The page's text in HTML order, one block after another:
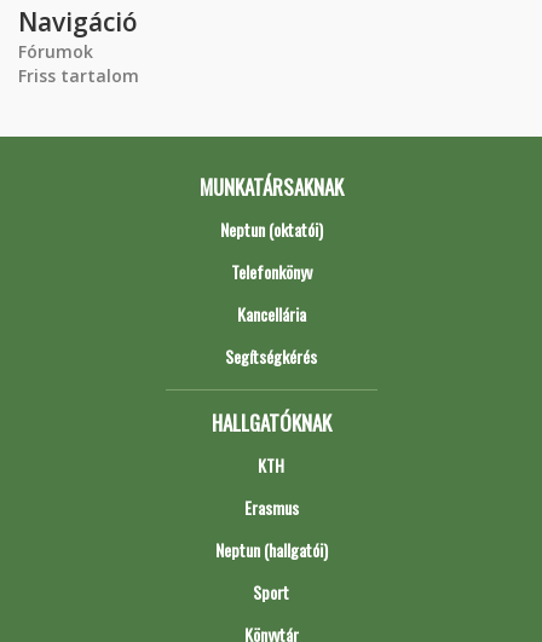
Navigáció
Fórumok
Friss tartalom
MUNKATÁRSAKNAK
Neptun (oktatói)
Telefonkönyv
Kancellária
Segítségkérés
HALLGATÓKNAK
KTH
Erasmus
Neptun (hallgatói)
Sport
Könyvtár